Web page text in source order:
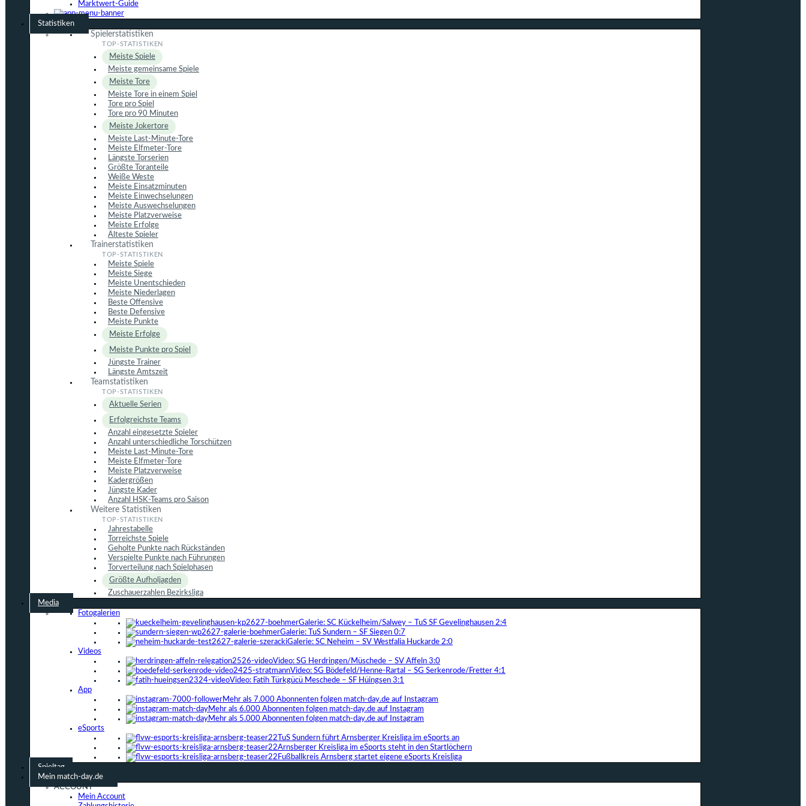
Marktwert-Guide
Statistiken
Spielerstatistiken
Meiste Spiele
Meiste gemeinsame Spiele
Meiste Tore
Meiste Tore in einem Spiel
Tore pro Spiel
Tore pro 90 Minuten
Meiste Jokertore
Meiste Last-Minute-Tore
Meiste Elfmeter-Tore
Längste Torserien
Größte Toranteile
Weiße Weste
Meiste Einsatzminuten
Meiste Einwechselungen
Meiste Auswechselungen
Meiste Platzverweise
Meiste Erfolge
Älteste Spieler
Trainerstatistiken
Meiste Spiele
Meiste Siege
Meiste Unentschieden
Meiste Niederlagen
Beste Offensive
Beste Defensive
Meiste Punkte
Meiste Erfolge
Meiste Punkte pro Spiel
Jüngste Trainer
Längste Amtszeit
Teamstatistiken
Aktuelle Serien
Erfolgreichste Teams
Anzahl eingesetzte Spieler
Anzahl unterschiedliche Torschützen
Meiste Last-Minute-Tore
Meiste Elfmeter-Tore
Meiste Platzverweise
Kadergrößen
Jüngste Kader
Anzahl HSK-Teams pro Saison
Weitere Statistiken
Jahrestabelle
Torreichste Spiele
Geholte Punkte nach Rückständen
Verspielte Punkte nach Führungen
Torverteilung nach Spielphasen
Größte Aufholjagden
Zuschauerzahlen Bezirksliga
Media
Fotogalerien
Galerie: SC Kückelheim/Salwey – TuS SF Gevelinghausen 2:4
Galerie: TuS Sundern – SF Siegen 0:7
Galerie: SC Neheim – SV Westfalia Huckarde 2:0
Videos
Video: SG Herdringen/Müschede – SV Affeln 3:0
Video: SG Bödefeld/Henne-Rartal – SG Serkenrode/Fretter 4:1
Video: Fatih Türkgücü Meschede – SF Hüingsen 3:1
App
Mehr als 7.000 Abonnenten folgen match-day.de auf Instagram
Mehr als 6.000 Abonnenten folgen match-day.de auf Instagram
Mehr als 5.000 Abonnenten folgen match-day.de auf Instagram
eSports
TuS Sundern führt Arnsberger Kreisliga im eSports an
Arnsberger Kreisliga im eSports steht in den Startlöchern
Fußballkreis Arnsberg startet eigene eSports Kreisliga
Spieltag
Mein match-day.de
ACCOUNT
Mein Account